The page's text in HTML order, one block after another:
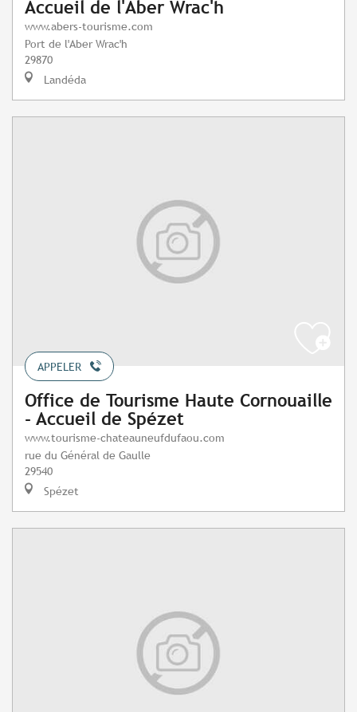
Accueil de l'Aber Wrac'h
www.abers-tourisme.com
Port de l'Aber Wrac'h
29870
Landéda
APPELER
Office de Tourisme Haute Cornouaille
- Accueil de Spézet
www.tourisme-chateauneufdufaou.com
rue du Général de Gaulle
29540
Spézet